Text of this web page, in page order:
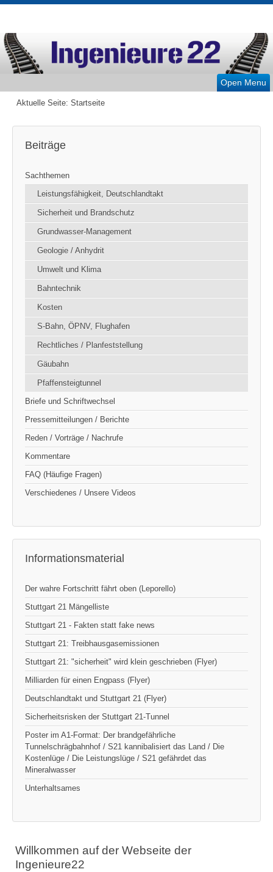
Open Menu
Aktuelle Seite: Startseite
Beiträge
Sachthemen
Leistungsfähigkeit, Deutschlandtakt
Sicherheit und Brandschutz
Grundwasser-Management
Geologie / Anhydrit
Umwelt und Klima
Bahntechnik
Kosten
S-Bahn, ÖPNV, Flughafen
Rechtliches / Planfeststellung
Gäubahn
Pfaffensteigtunnel
Briefe und Schriftwechsel
Pressemitteilungen / Berichte
Reden / Vorträge / Nachrufe
Kommentare
FAQ (Häufige Fragen)
Verschiedenes / Unsere Videos
Informationsmaterial
Der wahre Fortschritt fährt oben (Leporello)
Stuttgart 21 Mängelliste
Stuttgart 21 - Fakten statt fake news
Stuttgart 21: Treibhausgasemissionen
Stuttgart 21: "sicherheit" wird klein geschrieben (Flyer)
Milliarden für einen Engpass (Flyer)
Deutschlandtakt und Stuttgart 21 (Flyer)
Sicherheitsrisken der Stuttgart 21-Tunnel
Poster im A1-Format: Der brandgefährliche
Tunnelschrägbahnhof / S21 kannibalisiert das Land / Die
Kostenlüge / Die Leistungslüge / S21 gefährdet das
Mineralwasser
Unterhaltsames
Willkommen auf der Webseite der
Ingenieure22